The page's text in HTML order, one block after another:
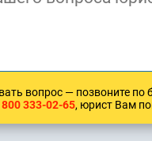
вопрос — позвоните по
800 333-02-65, юрист Вам